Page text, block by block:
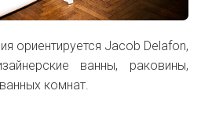
ориентируется Jacob Delafon,
ванны, раковины,
комнат.